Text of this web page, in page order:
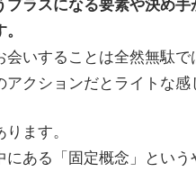
いすることは全然無駄
クションだとライトな感
ます。
ある「固定概念」とい